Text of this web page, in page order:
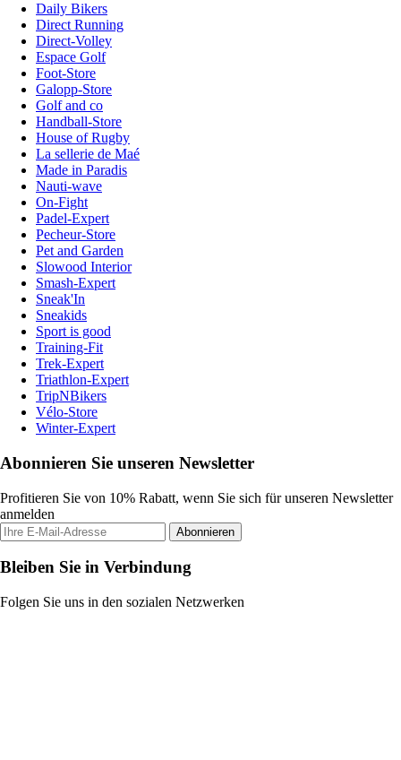
Daily Bikers
Direct Running
Direct-Volley
Espace Golf
Foot-Store
Galopp-Store
Golf and co
Handball-Store
House of Rugby
La sellerie de Maé
Made in Paradis
Nauti-wave
On-Fight
Padel-Expert
Pecheur-Store
Pet and Garden
Slowood Interior
Smash-Expert
Sneak'In
Sneakids
Sport is good
Training-Fit
Trek-Expert
Triathlon-Expert
TripNBikers
Vélo-Store
Winter-Expert
Abonnieren Sie unseren Newsletter
Profitieren Sie von 10% Rabatt, wenn Sie sich für unseren Newsletter
anmelden
Abonnieren
Bleiben Sie in Verbindung
Folgen Sie uns in den sozialen Netzwerken